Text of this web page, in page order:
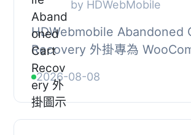
by HDWebMobile
HDWebmobile Abandoned
Recovery 外掛專為
設計，能夠在顧客輸入電子郵
捕捉，並在他們未完成結帳時
恢復郵件，幫助商家挽回...
2026-08-08